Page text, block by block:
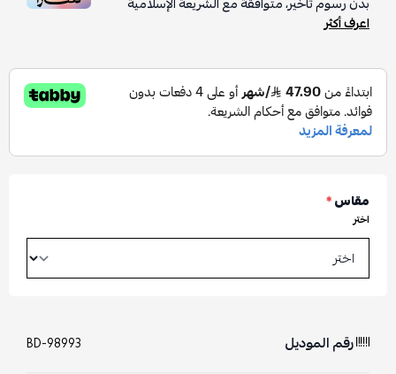
اعرف أكثر
مقاس*
اختر
رقم الموديل BD-98993